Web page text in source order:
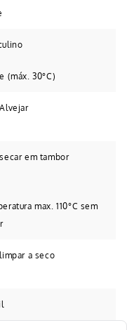
(máx. 30°C)
em tambor
max. 110°C sem
a seco